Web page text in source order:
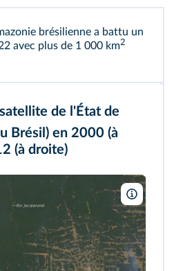
brésilienne a battu un
avec plus de 1 000 km2
satellite de l'État de
Brésil) en 2000 (à
(à droite)